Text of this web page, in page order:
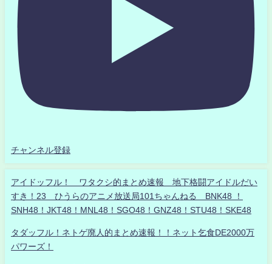
チャンネル登録
アイドッフル！ ワタクシ的まとめ速報 地下格闘アイドルだい
すき！23 ひうらのアニメ放送局101ちゃんねる BNK48 ！
SNH48！JKT48！MNL48！SGO48！GNZ48！STU48！SKE48
タダッフル！ネトゲ廃人的まとめ速報！！ネット乞食DE2000万
パワーズ！